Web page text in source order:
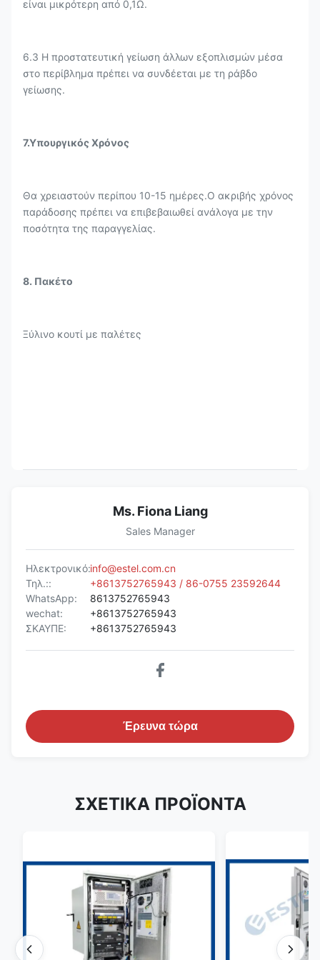
είναι μικρότερη από 0,1Ω.
6.3 Η προστατευτική γείωση άλλων εξοπλισμών μέσα
στο περίβλημα πρέπει να συνδέεται με τη ράβδο
γείωσης.
7.Υπουργικός Χρόνος
Θα χρειαστούν περίπου 10-15 ημέρες.Ο ακριβής χρόνος
παράδοσης πρέπει να επιβεβαιωθεί ανάλογα με την
ποσότητα της παραγγελίας.
8. Πακέτο
Ξύλινο κουτί με παλέτες
Ms. Fiona Liang
Sales Manager
Ηλεκτρονικό:info@estel.com.cn
Τηλ.::
+8613752765943 / 86-0755 23592644
WhatsApp:
8613752765943
wechat:
+8613752765943
ΣΚΑΥΠΕ:
+8613752765943
Έρευνα τώρα
ΣΧΕΤΙΚΑ ΠΡΟΪΟΝΤΑ